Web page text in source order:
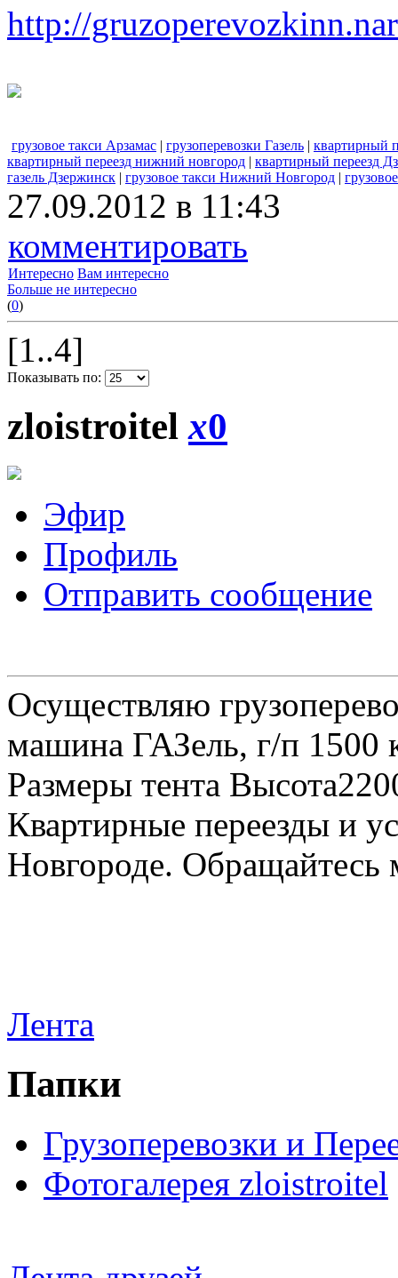
http://
грузовое такси Арзамас | грузоперевозки Газель | квартирный
квартирный переезд нижний новгород | квартирный переезд
газель Дзержинск | грузовое такси Нижний Новгород |
27.09.2012 в 11:43
комментировать
Интересно Вам интересно
Больше не интересно
(0)
[1..4]
Показывать по:
zloistroitelx0
Эфир
Профиль
Отправить сообщение
Осуществляю
машина ГАЗель, г/п 1500
Размеры тента
Квартирные переезды и
Новгороде.
Лента
Папки
Грузоперевозки и
Фотогалерея zloistroitel